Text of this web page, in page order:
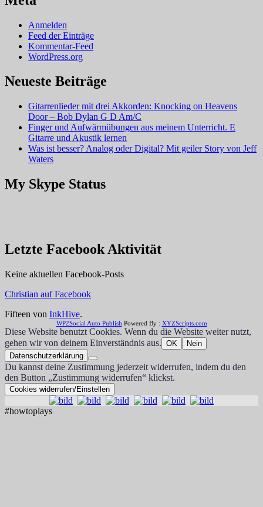
Anmelden
Feed der Einträge
Kommentar-Feed
WordPress.org
Neueste Beiträge
Gitarrenlieder mit drei Akkorden: Knocking on Heavens
Door – Bob Dylan G D Am/C
Finger und Aufwärmübungen aus meinem Unterricht. E
Gitarre und Akustik lernen
Was ist besser? Analog oder Digital? Mit geiler Story von Jeff
Waters
My Skype Status
Letzte Facebook Aktivität
Keine aktuellen Facebook-Posts
Christian auf Facebook
Fifteen von InkHive.
WP2Social Auto Publish Powered By : XYZScripts.com
Diese Website benutzt Cookies. Wenn du die Website weiter nutzt,
gehen wir von deinem Einverständnis aus. OK
Nein
Datenschutzerklärung
Du kannst deine Zustimmung jederzeit widerrufen, indem du den
den Button „Zustimmung widerrufen“ klickst.
Cookies widerrufen/Einstellen
#howtoplays